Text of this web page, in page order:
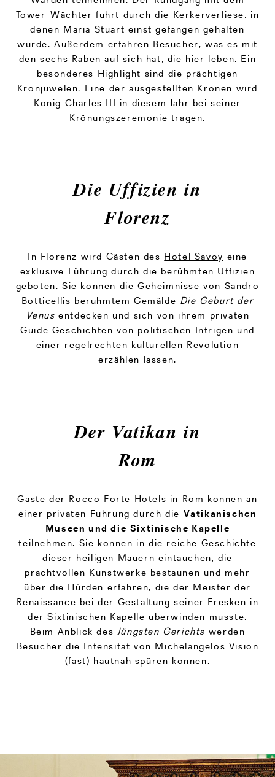
Tower-Wächter führt durch die Kerkerverliese, in
denen Maria Stuart einst gefangen gehalten
wurde. Außerdem erfahren Besucher, was es mit
den sechs Raben auf sich hat, die hier leben. Ein
besonderes Highlight sind die prächtigen
Kronjuwelen. Eine der ausgestellten Kronen wird
König Charles III in diesem Jahr bei seiner
Krönungszeremonie tragen.
Die Uffizien in
Florenz
In Florenz wird Gästen des Hotel Savoy eine
exklusive Führung durch die berühmten Uffizien
geboten. Sie können die Geheimnisse von Sandro
Botticellis berühmtem Gemälde Die Geburt der
Venusentdecken und sich von ihrem privaten
Guide Geschichten von politischen Intrigen und
einer regelrechten kulturellen Revolution
erzählen lassen.
Der Vatikan in
Rom
Gäste der Rocco Forte Hotels in Rom können an
einer privaten Führung durch die Vatikanischen
Museen und die Sixtinische Kapelle
teilnehmen. Sie können in die reiche Geschichte
dieser heiligen Mauern eintauchen, die
prachtvollen Kunstwerke bestaunen und mehr
über die Hürden erfahren, die der Meister der
Renaissance bei der Gestaltung seiner Fresken in
der Sixtinischen Kapelle überwinden musste.
Beim Anblick des Jüngsten Gerichts werden
Besucher die Intensität von Michelangelos Vision
(fast) hautnah spüren können.